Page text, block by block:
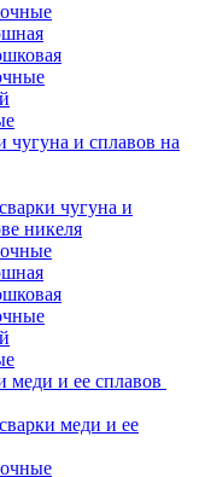
чугуна и сплавов на
чугуна и
никеля
меди и ее сплавов
меди и ее